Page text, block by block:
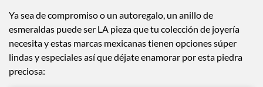
Ya sea de compromiso o un autoregalo, un anillo de
esmeraldas puede ser LA pieza que tu colección de joyería
necesita y estas marcas mexicanas tienen opciones súper
lindas y especiales así que déjate enamorar por esta piedra
preciosa: